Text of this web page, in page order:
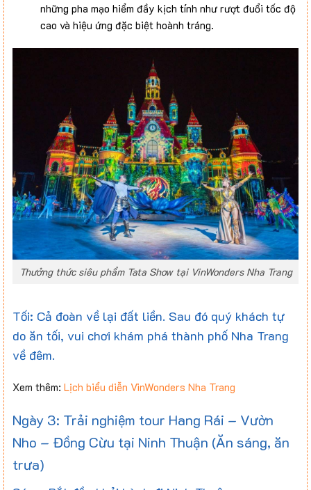
những pha mạo hiểm đầy kịch tính như rượt đuổi tốc độ
cao và hiệu ứng đặc biệt hoành tráng.
Thưởng thức siêu phẩm Tata Show tại VinWonders Nha Trang
Tối: Cả đoàn về lại đất liền. Sau đó quý khách tự
do ăn tối, vui chơi khám phá thành phố Nha Trang
về đêm.
Xem thêm: Lịch biểu diễn VinWonders Nha Trang
Ngày 3: Trải nghiệm tour Hang Rái – Vườn
Nho – Đồng Cừu tại Ninh Thuận (Ăn sáng, ăn
trưa)